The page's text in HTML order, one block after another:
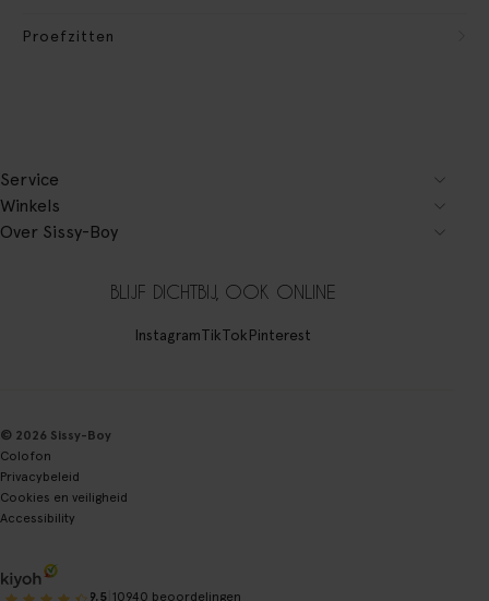
Proefzitten
Service
Winkels
Over Sissy-Boy
BLIJF DICHTBIJ, OOK ONLINE
InstagramTikTokPinterest
© 2026 Sissy-Boy
Colofon
Privacybeleid
Cookies en veiligheid
Accessibility
9.5 10940 beoordelingen